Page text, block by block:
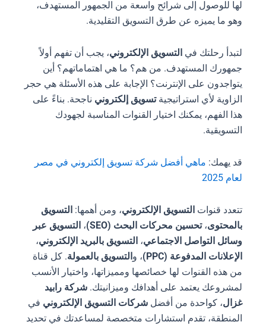
لها للوصول إلى شرائح واسعة من الجمهور المستهدف،
وهو ما يميزه عن طرق التسويق التقليدية.
لتبدأ رحلتك في التسويق الإلكتروني، يجب أن تفهم أولاً
جمهورك المستهدف. من هم؟ ما هي اهتماماتهم؟ أين
يتواجدون على الإنترنت؟ الإجابة على هذه الأسئلة هي حجر
الزاوية لأي استراتيجيةتسويق إلكترونيناجحة. بناءً على
هذا الفهم، يمكنك اختيار القنوات المناسبة لجهودك
التسويقية.
قد يهمك:ماهي أفضل شركة تسويق إلكتروني في مصر
لعام 2025
تتعدد قنواتالتسويق الإلكتروني، ومن أهمها:التسويق
بالمحتوى،تحسين محركات البحث (SEO) ،التسويق عبر
وسائل التواصل الاجتماعي،التسويق بالبريد الإلكتروني،
الإعلانات المدفوعة (PPC)
، و التسويق بالعمولة. كل قناة
من هذه القنوات لها خصائصها ومميزاتها، واختيار الأنسب
لمشروعك يعتمد على أهدافك وميزانيتك.شركة رابيد
غزال، كواحدة من أفضل شركات التسويق الإلكترونيفي
المنطقة، تقدم استشارات متخصصة لمساعدتك في تحديد